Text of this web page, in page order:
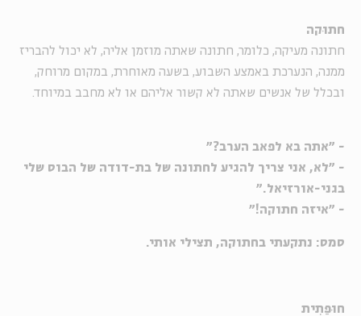
חתוּקה
חתונה מעיקה, כלומר, חתונה שאתה מוזמן אליה, לא יכול להבריז
ממנה, הנערכת באמצע השבוע, בשעה מאוחרת, במקום מרוחק,
ובכלל של אנשים שאתה לא קשור אליהם או לא מחבב במיוחד.
- "אתה בא לפאב הערב?"
- "לא, אני צריך להגיע לחתונה של בת-דודה של הבוס שלי
בגני-אורזיאל."
- "איזה חתוקה!"
סמס: נתקעתי בחתוקה, תצילי אותי.
חוּפַתִית